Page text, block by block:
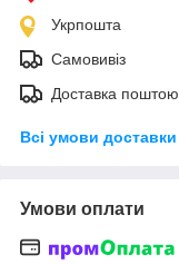
Укрпошта
Самовивіз
Доставка поштою
Всі умови доставки
Умови оплати